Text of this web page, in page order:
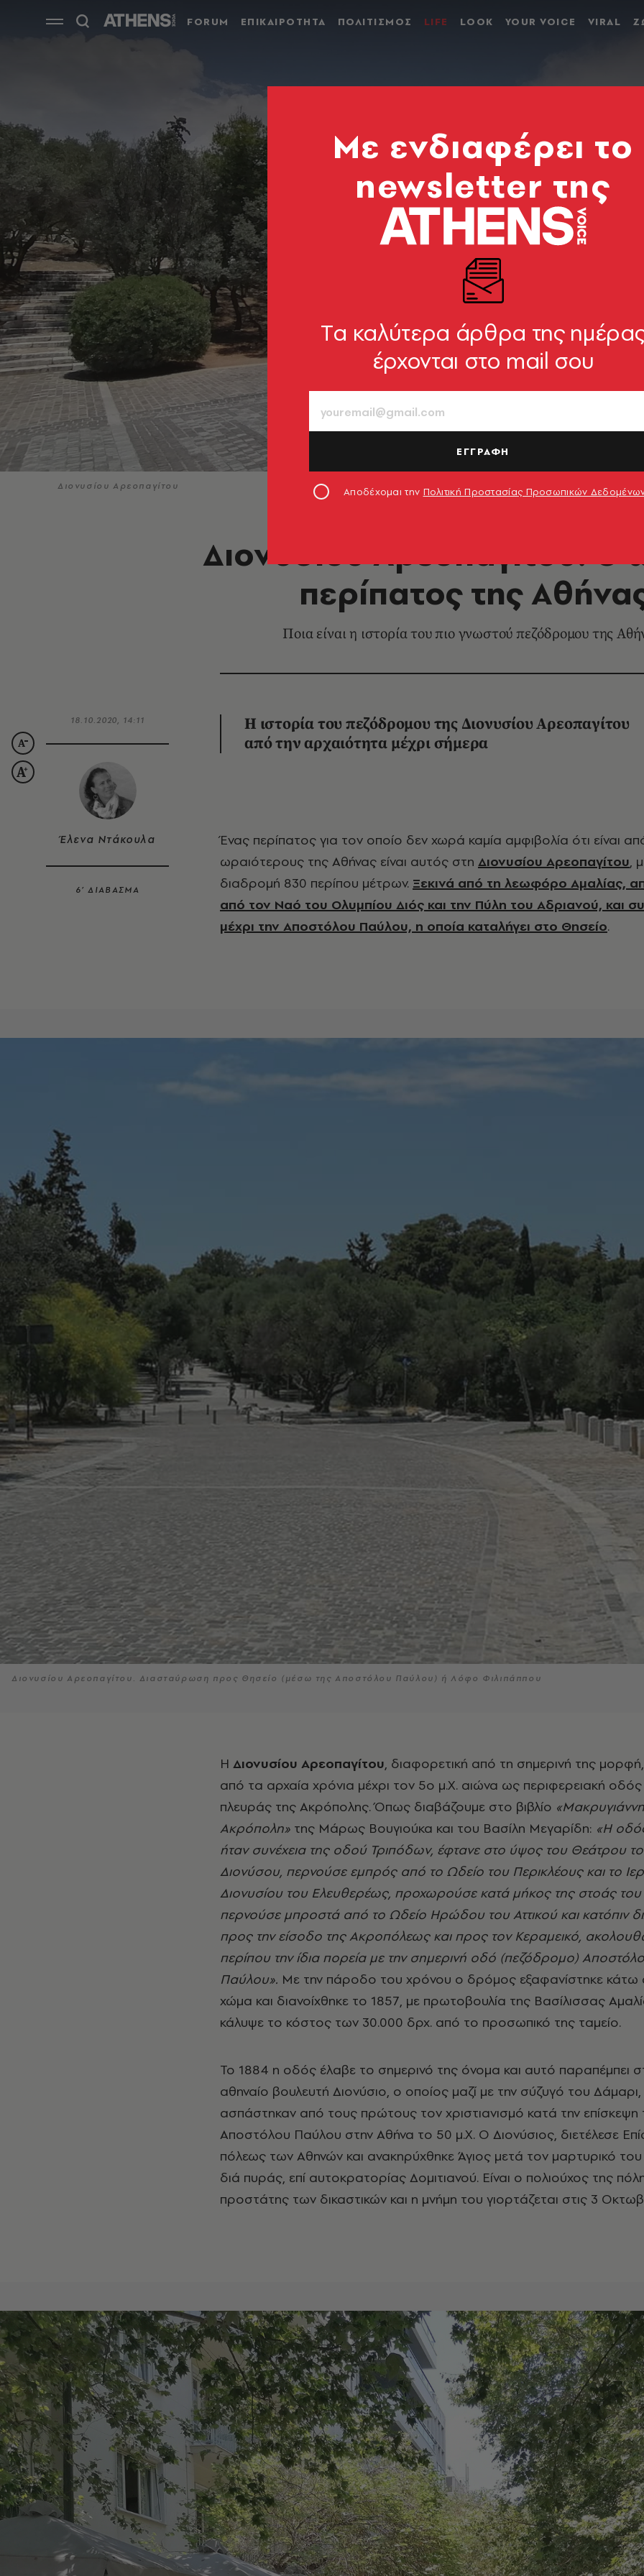
FORUM ΕΠΙΚΑΙΡΟΤΗΤΑ ΠΟΛΙΤΙΣΜΟΣ LIFE LOOK YOUR VOICE VIRAL
Διονυσίου Αρεοπαγίτου
Διονυσίου Αρεοπαγίτου: Ο
περίπατος της
Ποια είναι η ιστορία του πιο γνωστού πεζόδρομου της
18.10.2020, 14:11
Έλενα Ντάκουλα
6’ ΔΙΑΒΑΣΜΑ
Η ιστορία του πεζόδρομου της Διονυσίου Αρεοπαγίτου
από την αρχαιότητα μέχρι σήμερα
Ένας περίπατος για τον οποίο δεν χωρά καμία αμφιβολία ότι είναι από τους
ωραιότερους της Αθήνας είναι αυτός στη Διονυσίου Αρεοπαγίτου,
διαδρομή 830 περίπου μέτρων. Ξεκινά από τη λεωφόρο Αμαλίας,
από τον Ναό του Ολυμπίου Διός και την Πύλη του Αδριανού, και
μέχρι την Αποστόλου Παύλου, η οποία καταλήγει στο Θησείο.
Διονυσίου Αρεοπαγίτου. Διασταύρωση προς Θησείο (μέσω της Αποστόλου Παύλου) ή Λόφο Φιλιπάππου
Διονυσίου Αρεοπαγίτου, διαφορετική από τη σημερινή της
από τα αρχαία χρόνια μέχρι τον 5ο μ.Χ. αιώνα ως περιφερειακή οδός
πλευράς της Ακρόπολης. Όπως διαβάζουμε στο βιβλίο
Ακρόπολη» της Μάρως Βουγιούκα και του Βασίλη Μεγαρίδη: «Η
ήταν συνέχεια της οδού Τριπόδων, έφτανε στο ύψος του Θεάτρου
Διονύσου, περνούσε εμπρός από το Ωδείο του Περικλέους και το
Διονυσίου του Ελευθερέως, προχωρούσε κατά μήκος της στοάς
περνούσε μπροστά από το Ωδείο Ηρώδου του Αττικού και κατόπιν
προς την είσοδο της Ακροπόλεως και προς τον Κεραμεικό,
περίπου την ίδια πορεία με την σημερινή οδό (πεζόδρομο)
Παύλου». Με την πάροδο του χρόνου ο δρόμος εξαφανίστηκε κάτω
χώμα και διανοίχθηκε το 1857, με πρωτοβουλία της Βασίλισσας
κάλυψε το κόστος των 30.000 δρχ. από το προσωπικό της ταμείο.
Το 1884 η οδός έλαβε το σημερινό της όνομα και αυτό παραπέμπει
αθηναίο βουλευτή Διονύσιο, ο οποίος μαζί με την σύζυγό του Δάμαρι,
ασπάστηκαν από τους πρώτους τον χριστιανισμό κατά την επίσκεψη
Αποστόλου Παύλου στην Αθήνα το 50 μ.Χ. Ο Διονύσιος, διετέλεσε
πόλεως των Αθηνών και ανακηρύχθηκε Άγιος μετά τον μαρτυρικό
διά πυράς, επί αυτοκρατορίας Δομιτιανού. Είναι ο πολιούχος της
προστάτης των δικαστικών και η μνήμη του γιορτάζεται στις 3
Mε ενδιαφέρει το
newsletter της
Tα καλύτερα άρθρα της
έρχονται στο mail σου
ΕΓΓΡΑΦΗ
Αποδέχομαι την Πολιτική Προστασίας Προσωπικών